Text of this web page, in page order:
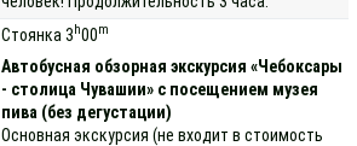
Стоянка 3 h00m
Автобусная обзорная экскурсия «Чебоксары
- столица Чувашии» с посещением музея
пива (без дегустации)
Основная экскурсия (не входит в стоимость